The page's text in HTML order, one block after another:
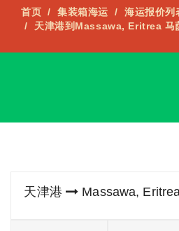
首页 集装箱海运
海运报价列
天津港到Massawa, Eritrea 马
天津港 Massawa,